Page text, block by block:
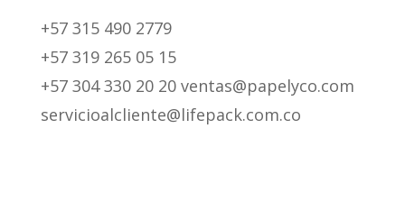
+57 315 490 2779
+57 319 265 05 15
+57 304 330 20 20 ventas@papelyco.com
servicioalcliente@lifepack.com.co